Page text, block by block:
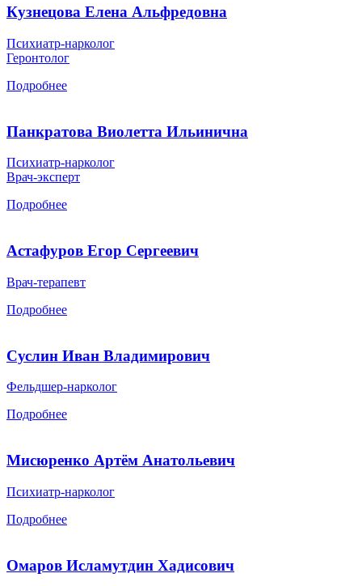
Кузнецова Елена Альфредовна
Психиатр-нарколог
Геронтолог
Подробнее
Панкратова Виолетта Ильинична
Психиатр-нарколог
Врач-эксперт
Подробнее
Астафуров Егор Сергеевич
Врач-терапевт
Подробнее
Суслин Иван Владимирович
Фельдшер-нарколог
Подробнее
Мисюренко Артём Анатольевич
Психиатр-нарколог
Подробнее
Омаров Исламутдин Хадисович